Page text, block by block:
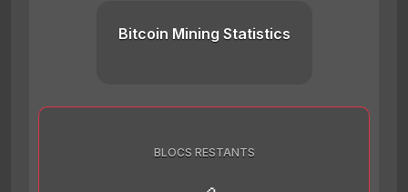
Bitcoin Mining Statistics
BLOCS RESTANTS